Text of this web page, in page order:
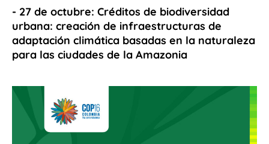
- 27 de octubre: Créditos de biodiversidad
urbana: creación de infraestructuras de
adaptación climática basadas en la naturaleza
para las ciudades de la Amazonia